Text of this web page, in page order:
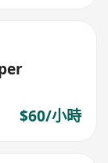
$60/小時